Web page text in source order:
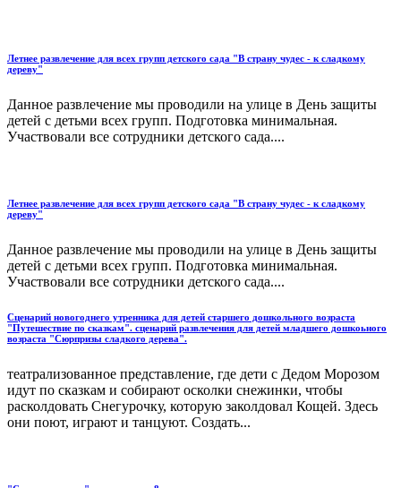
Летнее развлечение для всех групп детского сада "В страну чудес - к сладкому
дереву"
Данное развлечение мы проводили на улице в День защиты
детей с детьми всех групп. Подготовка минимальная.
Участвовали все сотрудники детского сада....
Летнее развлечение для всех групп детского сада "В страну чудес - к сладкому
дереву"
Данное развлечение мы проводили на улице в День защиты
детей с детьми всех групп. Подготовка минимальная.
Участвовали все сотрудники детского сада....
Сценарий новогоднего утренника для детей старшего дошкольного возраста
"Путешествие по сказкам". сценарий развлечения для детей младшего дошкоьного
возраста "Сюрпризы сладкого дерева".
театрализованное представление, где дети с Дедом Морозом
идут по сказкам и собирают осколки снежинки, чтобы
расколдовать Снегурочку, которую заколдовал Кощей. Здесь
они поют, играют и танцуют. Создать...